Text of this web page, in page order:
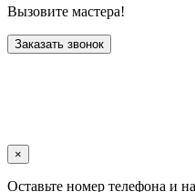
Вызовите мастера!
Заказать звонок
×
Оставьте номер телефона и